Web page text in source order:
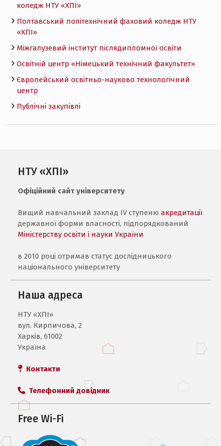
коледж НТУ «ХПI»
Полтавський політехнічний фаховий коледж НТУ
«ХПI»
Міжгалузевий інститут післядипломної освіти
Освітній центр «Німецький технічний факультет»
Європейський освітньо-науково технологічний
центр
Публічні закупівлі
НТУ «ХПІ»
Офіційний сайт університету
Вищий навчальний заклад IV ступенюакредитації
державної форми власності, підпорядкований
Міністерству освіти і науки України
в 2010 році отримав статус дослідницького
національного університету
Наша адреса
НТУ «ХПI»
вул. Кирпичова, 2
Харків, 61002
Україна
Контакти
Телефонний довідник
Free Wi-Fi